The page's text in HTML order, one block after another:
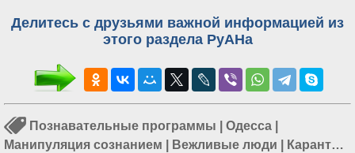
Делитесь с друзьями важной информацией из
этого раздела РуАНа
Познавательные программы Одесса
Манипуляция сознанием
Вежливые люди
Карантин